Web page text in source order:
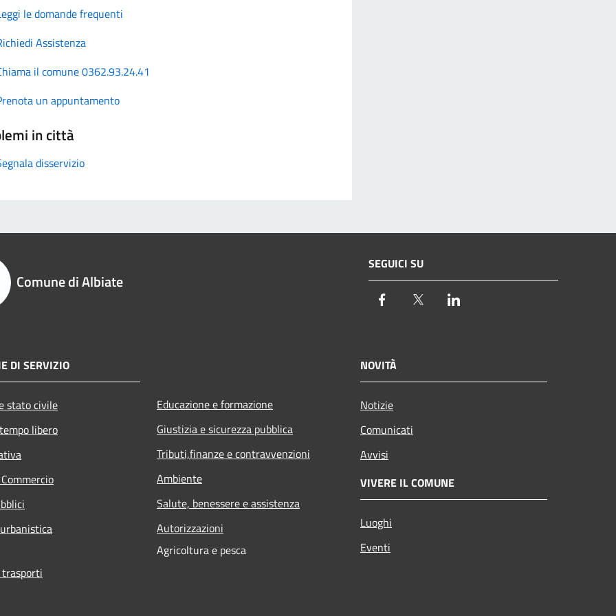
le domande frequenti
Assistenza
il comune 0362.93.24.41
un appuntamento
in città
disservizio
Comune di Albiate
SEGUICI SU
Facebook Twitter
DI SERVIZIO
stato civile
libero
Educazione e formazione
Giustizia e sicurezza pubblica
Tributi,finanze e contravvenzioni
Ambiente
Salute, benessere e assistenza
Autorizzazioni
Agricoltura e pesca
NOVITÀ
Notizie
Comunicati
Avvisi
VIVERE IL COMUNE
Luoghi
Eventi